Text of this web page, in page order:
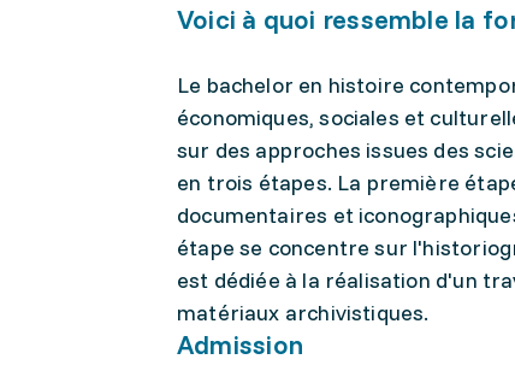
Voici à quoi ressemble la
Le bachelor en histoire
économiques, sociales et
sur des approches issues des
en trois étapes. La première
documentaires et
étape se concentre sur
est dédiée à la réalisation d'un
matériaux archivistiques.
Admission